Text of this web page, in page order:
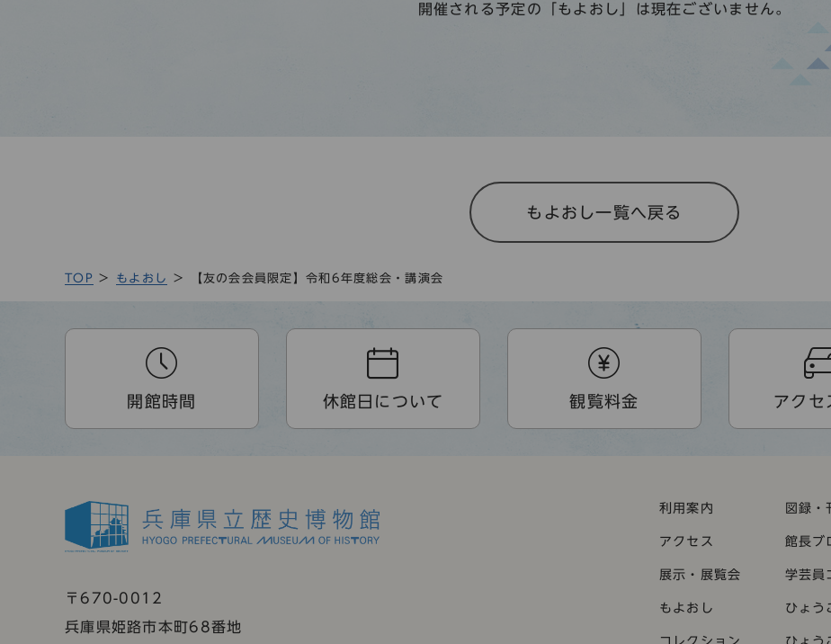
開催される予定の「もよおし」は現在ございません。
もよおし一覧へ戻る
TOP もよおし 【友の会会員限定】令和6年度総会・講演会
開館時間 休館日について 観覧料金 アクセ
〒670-0012
兵庫県姫路市本町68番地
利用案内
アクセス
展示・展覧会
もよおし
図録・
館長ブ
学芸員
ひょう